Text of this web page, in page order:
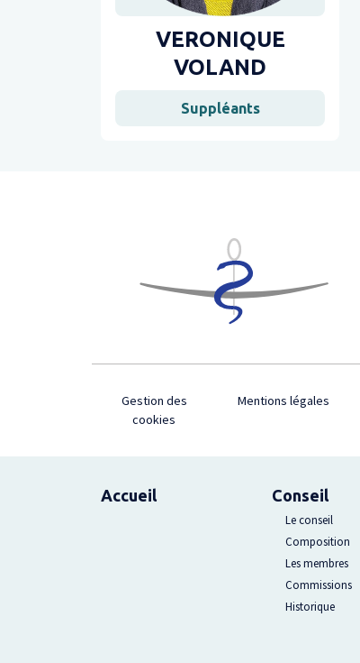
VERONIQUE
VOLAND
Suppléants
Gestion des
cookies
Mentions légales
Accueil Conseil
Le conseil
Composition
Les membres
Commissions
Historique